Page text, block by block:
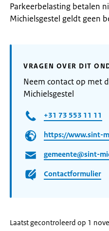
Parkeerbelasting betalen
Michielsgestel geldt geen
VRAGEN OVER DIT
Neem contact op met
Michielsgestel
+31 73 553 11 11
https://www.sint-
gemeente@sint-
Contactformulier
Laatst gecontroleerd op 1